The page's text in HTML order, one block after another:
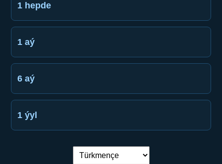
1 hepde
1 aý
6 aý
1 ýyl
Dil çalşyryş: